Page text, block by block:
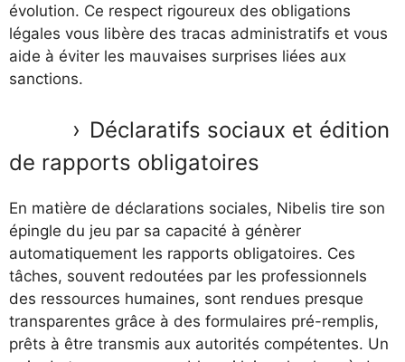
évolution. Ce respect rigoureux des obligations
légales vous libère des tracas administratifs et vous
aide à éviter les mauvaises surprises liées aux
sanctions.
Déclaratifs sociaux et édition
de rapports obligatoires
En matière de déclarations sociales, Nibelis tire son
épingle du jeu par sa capacité à génèrer
automatiquement les rapports obligatoires. Ces
tâches, souvent redoutées par les professionnels
des ressources humaines, sont rendues presque
transparentes grâce à des formulaires pré-remplis,
prêts à être transmis aux autorités compétentes. Un